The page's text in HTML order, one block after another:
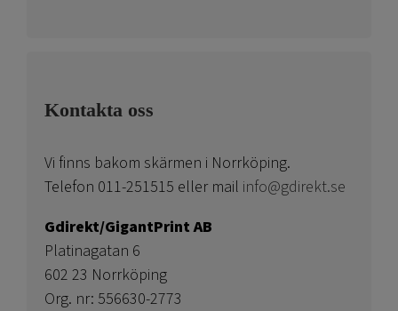
Kontakta oss
Vi finns bakom skärmen i Norrköping.
Telefon 011-251515 eller mail info@gdirekt.se
Gdirekt/GigantPrint AB
Platinagatan 6
602 23 Norrköping
Org. nr: 556630-2773